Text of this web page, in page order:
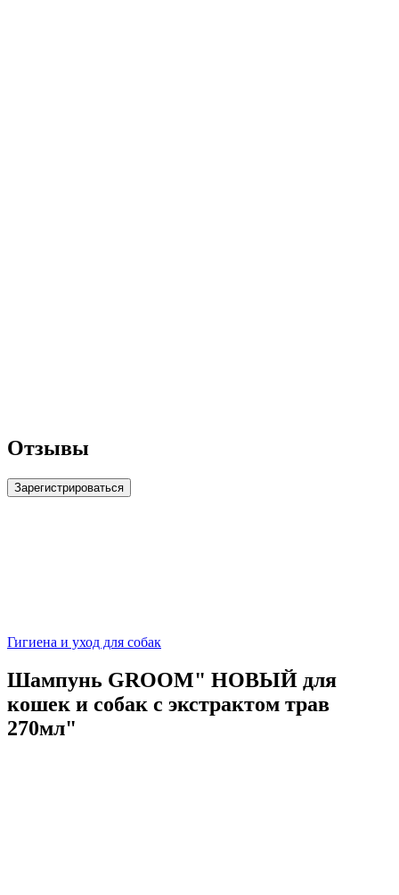
Отзывы
Зарегистрироваться
Гигиена и уход для собак
Шампунь GROOM" НОВЫЙ для
кошек и собак с экстрактом трав
270мл"